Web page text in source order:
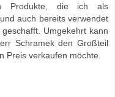
Produkte, die ich als
auch bereits verwendet
Umgekehrt kann
Schramek den Großteil
Preis verkaufen möchte.